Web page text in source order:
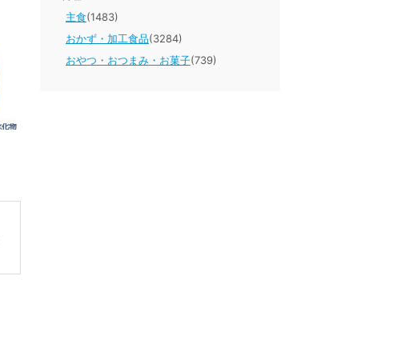
主食(1483)
おかず・加工食品(3284)
おやつ・おつまみ・お菓子(739)